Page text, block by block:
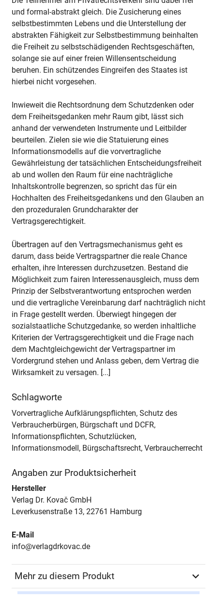
und formal-abstrakt gleich. Die Zusicherung eines
selbstbestimmten Lebens und die Unterstellung der
abstrakten Fähigkeit zur Selbstbestimmung beinhalten
die Freiheit zu selbstschädigenden Rechtsgeschäften,
solange sie auf einer freien Willensentscheidung
beruhen. Ein schützendes Eingreifen des Staates ist
hierbei nicht vorgesehen.
Inwieweit die Rechtsordnung dem Schutzdenken oder
dem Freiheitsgedanken mehr Raum gibt, lässt sich
anhand der verwendeten Instrumente und Leitbilder
beurteilen. Zielen sie wie die Statuierung eines
Informationsmodells auf die vorvertragliche
Gewährleistung der tatsächlichen Entscheidungsfreiheit
ab und wollen den Raum für eine nachträgliche
Inhaltskontrolle begrenzen, so spricht das für ein
Hochhalten des Freiheitsgedankens und den Glauben an
den prozeduralen Grundcharakter der
Vertragsgerechtigkeit.
Übertragen auf den Vertragsmechanismus geht es
darum, dass beide Vertragspartner die reale Chance
erhalten, ihre Interessen durchzusetzen. Bestand die
Möglichkeit zum fairen Interessenausgleich, muss dem
Prinzip der Selbstverantwortung entsprochen werden
und die vertragliche Vereinbarung darf nachträglich nicht
in Frage gestellt werden. Überwiegt hingegen der
sozialstaatliche Schutzgedanke, so werden inhaltliche
Kriterien der Vertragsgerechtigkeit und die Frage nach
dem Machtgleichgewicht der Vertragspartner im
Vordergrund stehen und Anlass geben, dem Vertrag die
Wirksamkeit zu versagen. [...]
Schlagworte
Vorvertragliche Aufklärungspflichten, Schutz des
Verbraucherbürgen, Bürgschaft und DCFR,
Informationspflichten, Schutzlücken,
Informationsmodell, Bürgschaftsrecht, Verbraucherrecht
Angaben zur Produktsicherheit
Hersteller
Verlag Dr. Kovač GmbH
Leverkusenstraße 13, 22761 Hamburg
E-Mail
info@verlagdrkovac.de
Mehr zu diesem Produkt